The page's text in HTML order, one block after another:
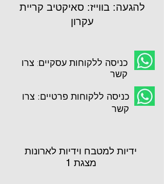
להגעה: בווייז: סאיקטיב קריית
עקרון
כניסה ללקוחות עסקיים: צרו
קשר
קשר